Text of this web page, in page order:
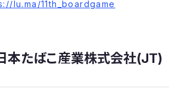
lu.ma/11th_boardgame
本たばこ産業株式会社(JT)